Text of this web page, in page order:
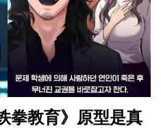
拳教育》原型是真